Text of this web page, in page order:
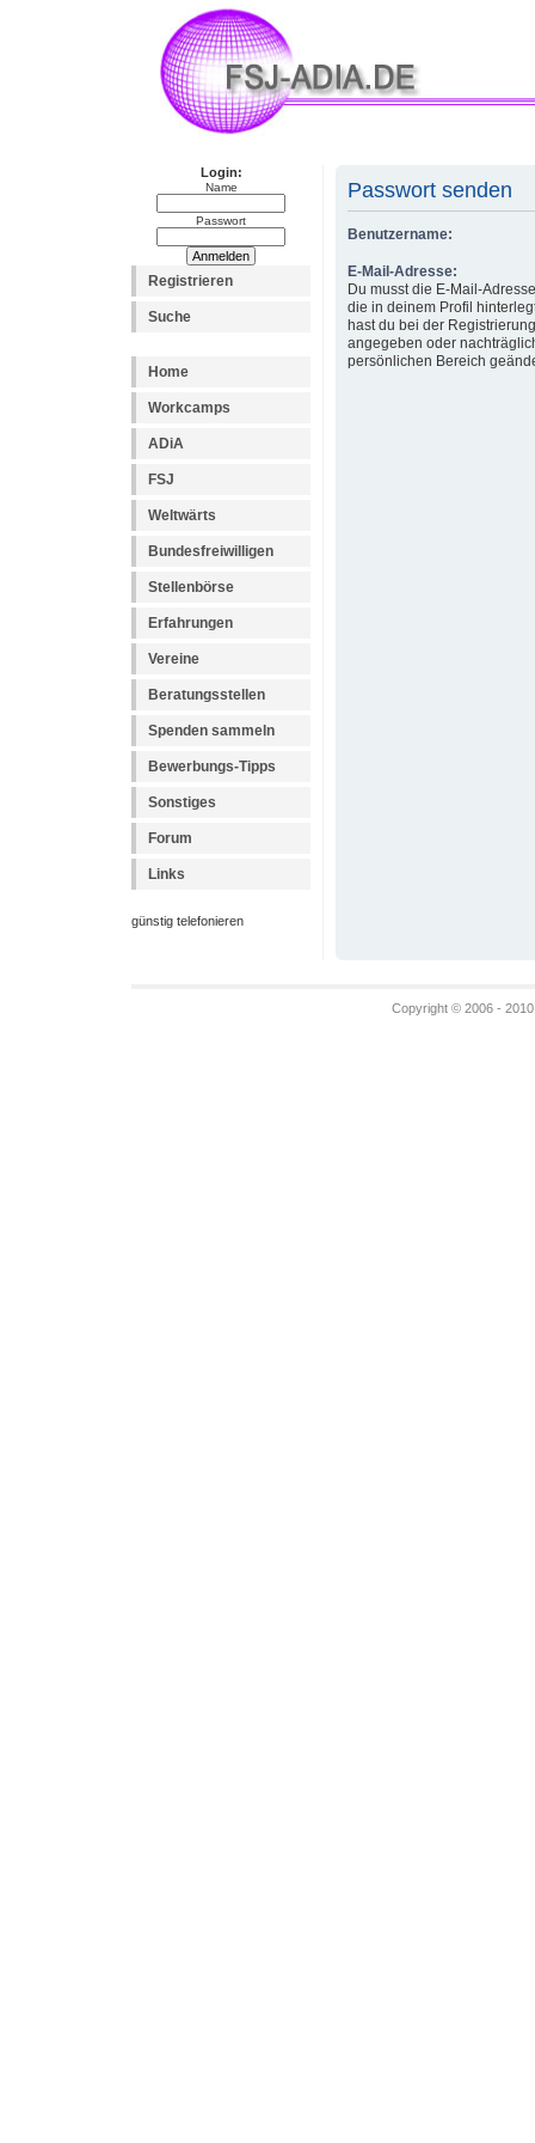
Login:
Name
Passwort
Registrieren
Suche
Home
Workcamps
ADiA
FSJ
Weltwärts
Bundesfreiwilligen
Stellenbörse
Erfahrungen
Vereine
Beratungsstellen
Spenden sammeln
Bewerbungs-Tipps
Sonstiges
Forum
Links
günstig telefonieren
Passwort senden
Benutzername:
E-Mail-Adresse:
Du musst die E-Mail-
die in deinem Profil
hast du bei der Registrierung
angegeben oder
persönlichen Bereich
Copyright © 2006 -